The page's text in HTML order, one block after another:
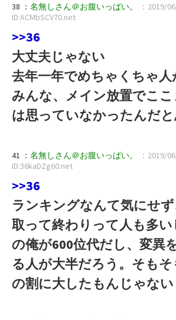
38 ： 名無しさん＠お腹いっぱい。
：2019/
ID:ACMbSCV70.net
>>36
大丈夫じゃない
去年一年でめちゃくちゃ人
みんな、メイン放置でこ
は思っていなかったんだと
41 ： 名無しさん＠お腹いっぱい。
：2019/
ID:36kaDZg60.net
>>36
ランキングなんて気にせ
取って終わりって人も多
の俺が600位代だし、変異
る人が大半だろう。そもそ
の割に大したもんじゃない